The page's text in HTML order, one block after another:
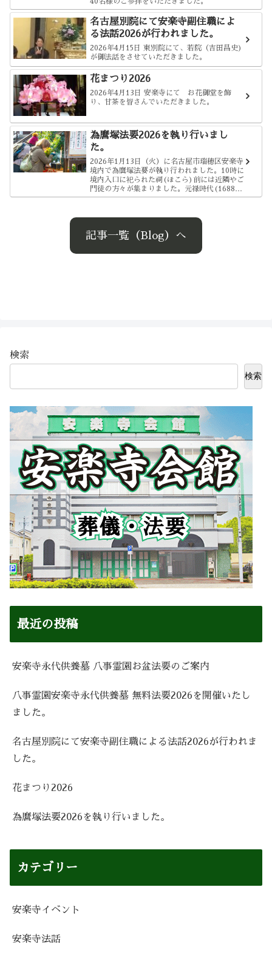
名古屋別院にて安楽寺副住職によ
る法話2026が行われました。
2026年4月15日 東別院にて、若院（吉田昌史)
が御法話をさせていただきました。
花まつり2026
2026年4月13日 安楽寺にて お花御堂を飾
り、甘茶を皆さんでいただきました。
為麿塚法要2026を執り行いまし
た。
2026年1月13日（火）に名古屋市瑞穂区安楽寺
境内で為麿塚法要が執り行われました。10時に
境内入口に祀られた祠(ほこら)前には近隣やご
門徒の方々が集まりました。元禄時代(1688年
～)に熱田神宮の祀官として熱田神宮復興に力
記事一覧（Blog）へ
検索
検索
最近の投稿
安楽寺永代供養墓 八事霊園お盆法要のご案内
八事霊園安楽寺永代供養墓 無料法要2026を開催いたし
ました。
名古屋別院にて安楽寺副住職による法話2026が行われま
した。
花まつり2026
為麿塚法要2026を執り行いました。
カテゴリー
安楽寺イベント
安楽寺法話